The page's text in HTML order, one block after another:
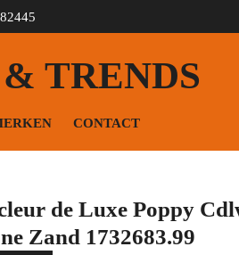
TRENDS
CONTACT
de Luxe Poppy
Zand 1732683.99